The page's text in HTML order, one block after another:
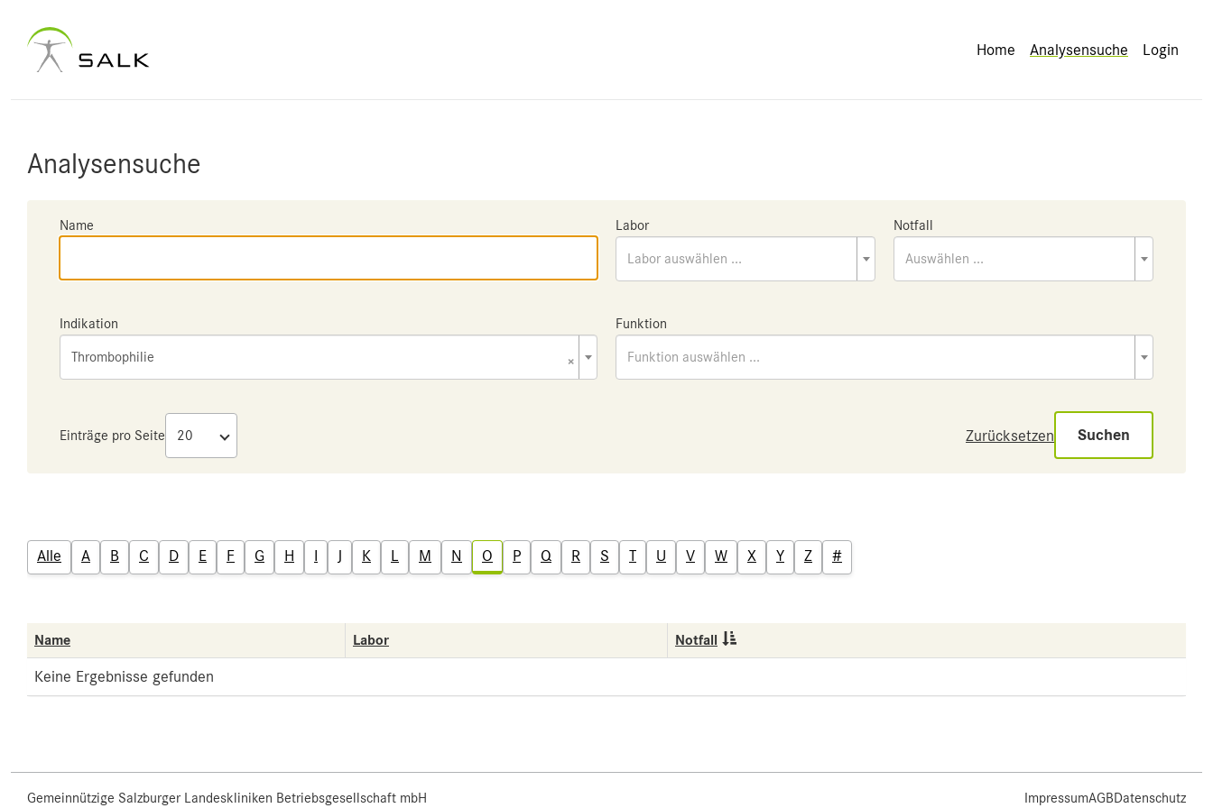
Home Analysensuche Login
Analysensuche
Name Labor
Labor auswählen ...
Notfall
Auswählen ...
Indikation
×
Thrombophilie
Funktion
Funktion auswählen ...
Einträge pro Seite Zurücksetzen Suchen
Alle A B C D E F G H I J K L M N O P Q R S T U V W X Y Z #
Name Labor Notfall
Keine Ergebnisse gefunden
Gemeinnützige Salzburger Landeskliniken Betriebsgesellschaft mbH ImpressumAGBDatenschutz